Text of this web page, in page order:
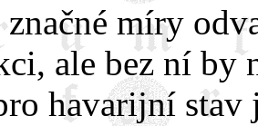
míry
ale bez ní by
havarijní stav